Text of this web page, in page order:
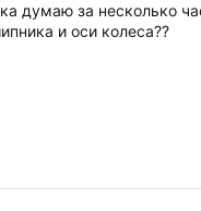
думаю за несколько
и оси колеса??